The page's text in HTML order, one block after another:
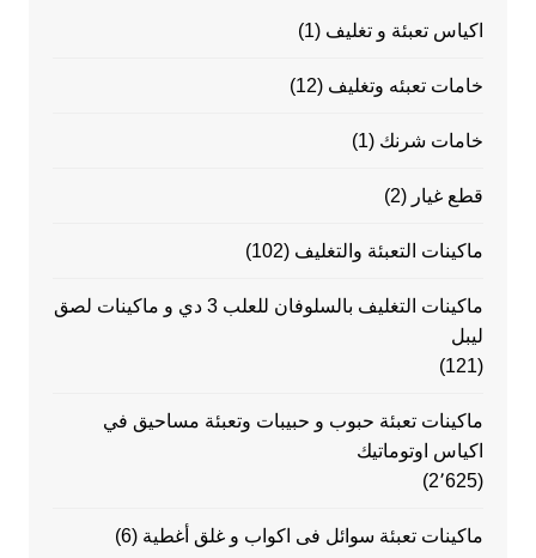
اكياس تعبئة و تغليف (1)
خامات تعبئه وتغليف (12)
خامات شرنك (1)
قطع غيار (2)
ماكينات التعبئة والتغليف (102)
ماكينات التغليف بالسلوفان للعلب 3 دي و ماكينات لصق
ليبل
(121)
ماكينات تعبئة حبوب و حبيبات وتعبئة مساحيق في
اكياس اوتوماتيك
(2٬625)
ماكينات تعبئة سوائل فى اكواب و غلق أغطية (6)